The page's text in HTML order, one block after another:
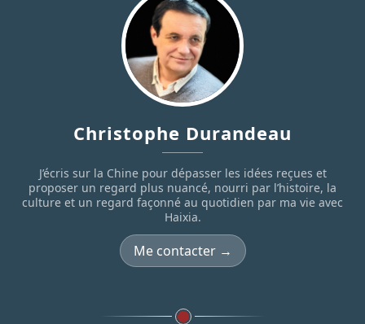
Christophe Durandeau
J’écris sur la Chine pour dépasser les idées reçues et
proposer un regard plus nuancé, nourri par l’histoire, la
culture et un regard façonné au quotidien par ma vie avec
Haixia.
Me contacter →